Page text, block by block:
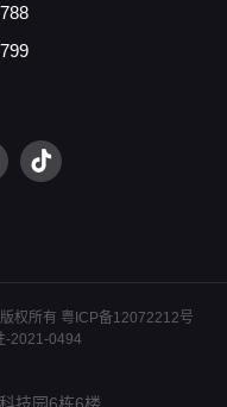
权所有 粤ICP备12072212号
-2021-0494